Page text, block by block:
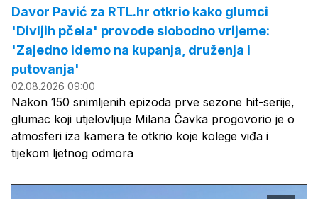
Davor Pavić za RTL.hr otkrio kako glumci
'Divljih pčela' provode slobodno vrijeme:
'Zajedno idemo na kupanja, druženja i
putovanja'
02.08.2026 09:00
Nakon 150 snimljenih epizoda prve sezone hit-serije,
glumac koji utjelovljuje Milana Čavka progovorio je o
atmosferi iza kamera te otkrio koje kolege viđa i
tijekom ljetnog odmora